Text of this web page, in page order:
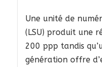
Une unité de
(LSU) produit une
200 ppp tandis
génération offre